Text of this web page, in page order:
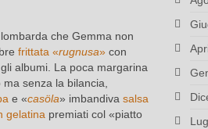
che Gemma non
frittata «rugnusa» con
albumi. La poca margarina
senza la bilancia,
e «casöla» imbandiva salsa
gelatina premiati col «piatto